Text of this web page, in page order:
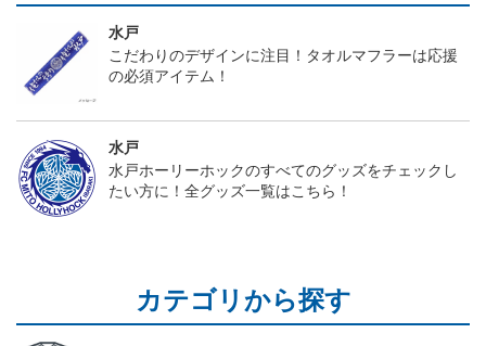
水戸
こだわりのデザインに注目！タオルマフラーは応援
の必須アイテム！
水戸
水戸ホーリーホックのすべてのグッズをチェックし
たい方に！全グッズ一覧はこちら！
カテゴリから探す